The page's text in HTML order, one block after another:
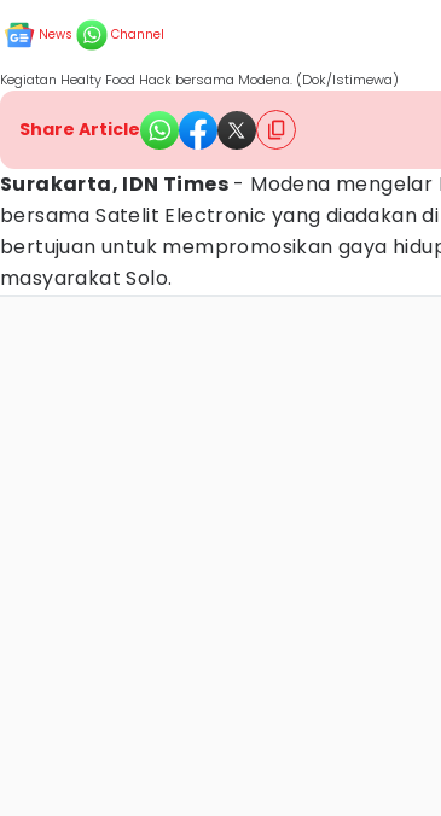
News Channel
Kegiatan Healty Food Hack bersama Modena. (Dok/Istimewa)
Share Article
Surakarta, IDN Times - Modena mengelar
bersama Satelit Electronic yang diadakan di
bertujuan untuk mempromosikan gaya
masyarakat Solo.